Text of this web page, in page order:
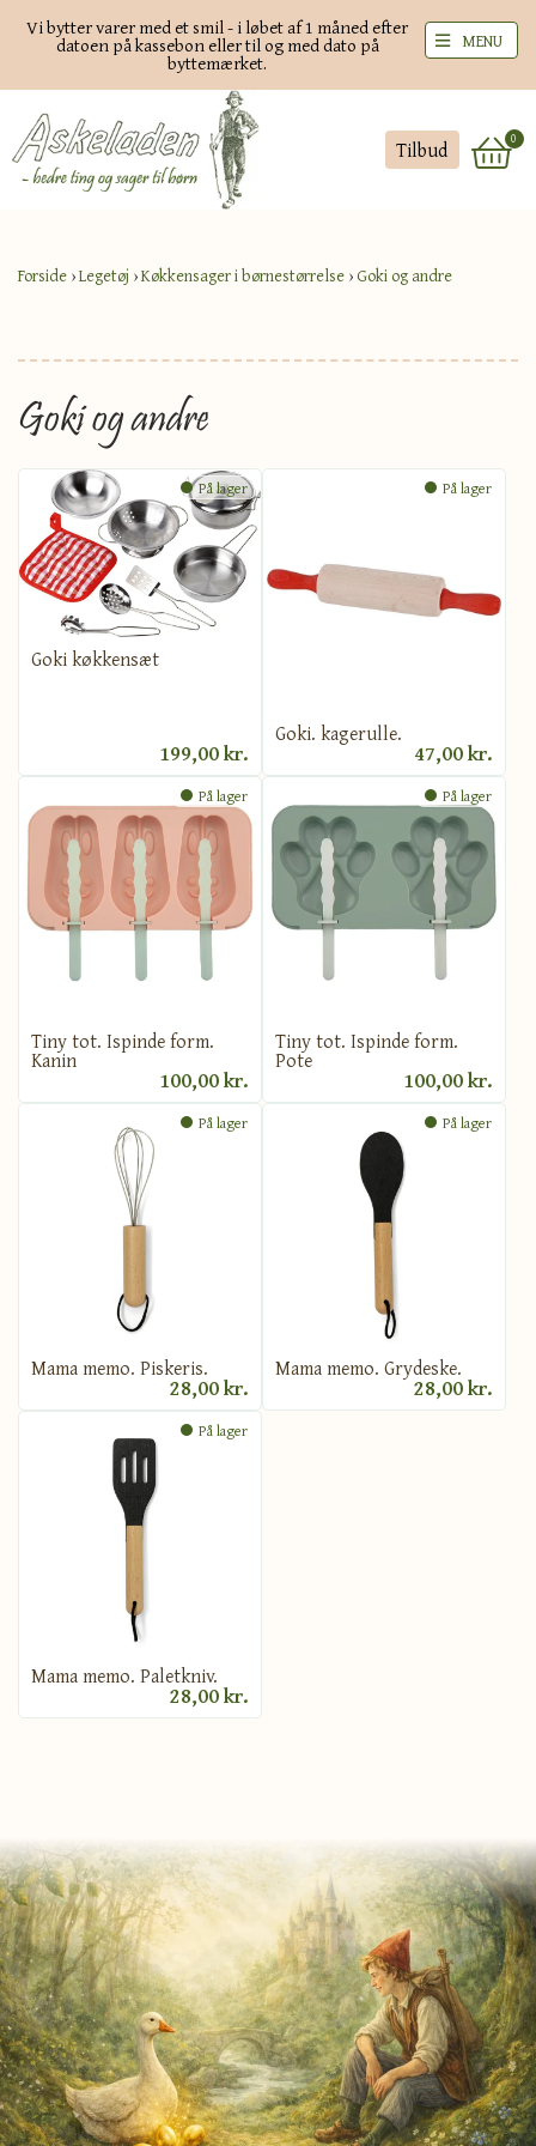
Vi bytter varer med et smil - i løbet af 1 måned efter
datoen på kassebon eller til og med dato på
byttemærket.
Tilbud 0
MENU
Forside ›Legetøj ›Køkkensager i børnestørrelse › Goki og andre
Goki og andre
På lager
Goki køkkensæt
199,00 kr.
På lager
Goki. kagerulle.
47,00 kr.
På lager
Tiny tot. Ispinde form.
Kanin
100,00 kr.
På lager
Tiny tot. Ispinde form.
Pote
100,00 kr.
På lager
Mama memo. Piskeris.
28,00 kr.
På lager
Mama memo. Grydeske.
28,00 kr.
På lager
Mama memo. Paletkniv.
28,00 kr.